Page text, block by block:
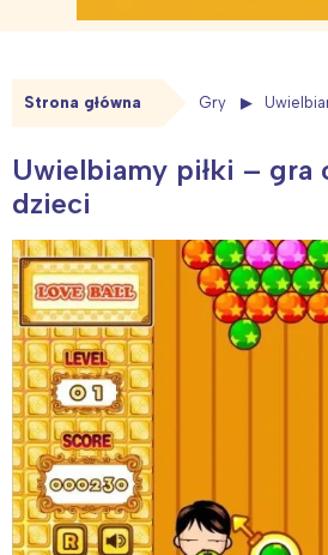
Strona główna Gry
Uwielbiamy piłki – gra
dzieci